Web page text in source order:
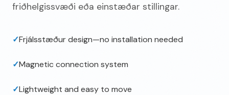
friðhelgissvæði eða einstæðar stillingar.
✓Frjálsstæðurdesign—no installation needed
✓Magnetic connection system
✓Lightweight and easy to move